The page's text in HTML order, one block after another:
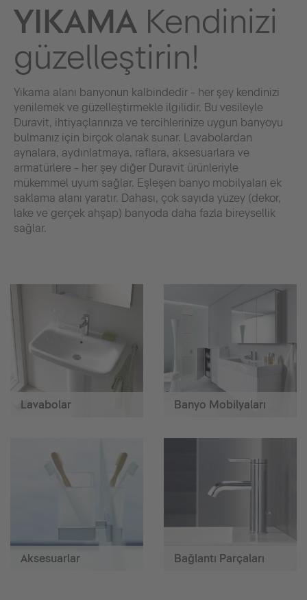
YIKAMA Kendinizi
güzelleştirin!
Yıkama alanı banyonun kalbindedir - her şey kendinizi
yenilemek ve güzelleştirmekle ilgilidir. Bu vesileyle
Duravit, ihtiyaçlarınıza ve tercihlerinize uygun banyoyu
bulmanız için birçok olanak sunar. Lavabolardan
aynalara, aydınlatmaya, raflara, aksesuarlara ve
armatürlere - her şey diğer Duravit ürünleriyle
mükemmel uyum sağlar. Eşleşen banyo mobilyaları ek
saklama alanı yaratır. Dahası, çok sayıda yüzey (dekor,
lake ve gerçek ahşap) banyoda daha fazla bireysellik
sağlar.
Lavabolar Banyo Mobilyaları
Aksesuarlar Bağlantı Parçaları